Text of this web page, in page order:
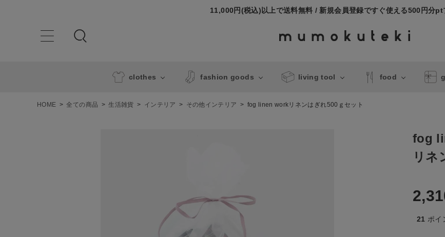
11,000円(税込)以上で送料無料 / 新規会員登録ですぐ使える500円分pt
clothes fashion goods living tool food
HOME 全ての商品 生活雑貨 インテリア その他インテリア fog linen workリネンはぎれ500ｇセット
fog
リネ
21 ポイ